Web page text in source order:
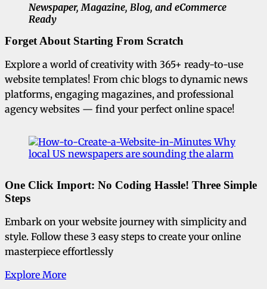
Newspaper, Magazine, Blog, and eCommerce
Ready
Forget About Starting From Scratch
Explore a world of creativity with 365+ ready-to-use
website templates! From chic blogs to dynamic news
platforms, engaging magazines, and professional
agency websites — find your perfect online space!
One Click Import: No Coding Hassle! Three Simple
Steps
Embark on your website journey with simplicity and
style. Follow these 3 easy steps to create your online
masterpiece effortlessly
Explore More